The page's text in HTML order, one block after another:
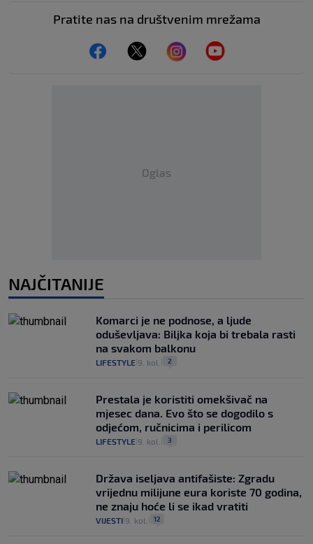
Pratite nas na društvenim mrežama
Oglas
NAJČITANIJE
Komarci je ne podnose, a ljude
oduševljava: Biljka koja bi trebala rasti
na svakom balkonu
LIFESTYLE 9. kol. 2
Prestala je koristiti omekšivač na
mjesec dana. Evo što se dogodilo s
odjećom, ručnicima i perilicom
LIFESTYLE 9. kol. 3
Država iseljava antifašiste: Zgradu
vrijednu milijune eura koriste 70 godina,
ne znaju hoće li se ikad vratiti
VIJESTI 9. kol. 12